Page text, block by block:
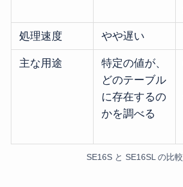
処理速度 やや遅い
主な用途
特定の値が、
どのテーブル
に存在するの
かを調べる
SE16S と SE16SL の比較